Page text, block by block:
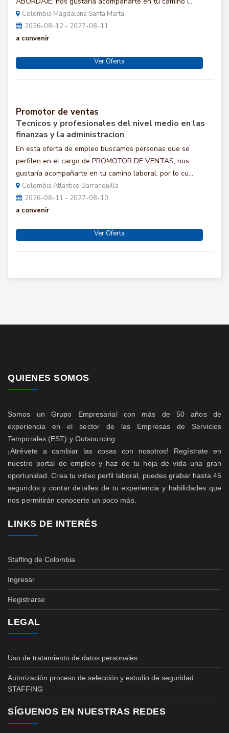
Colombia Magdalena Santa Marta
2026-08-12 - 2027-08-11
a convenir
Ver Oferta
Promotor de ventas
Tecnicos y profesionales del nivel medio en las
finanzas y la administracion
En esta oferta de empleo buscamos personas que se
perfilen en el cargo de PROMOTOR DE VENTAS, nos
gustaría acompañarte en tu camino laboral, por lo cu...
Colombia Atlantico Barranquilla
2026-08-11 - 2027-08-10
a convenir
Ver Oferta
QUIENES SOMOS
Somos un Grupo Empresarial con más de 50 años de
experiencia en el sector de las Empresas de Servicios
Temporales (EST) y Outsourcing.
¡Atrévete a cambiar las cosas con nosotros! Regístrate en
nuestro portal de empleo y haz de tu hoja de vida una gran
oportunidad. Crea tu video perfil laboral, puedes grabar hasta 45
segundos y contar detalles de tu experiencia y habilidades que
nos permitirán conocerte un poco más.
LINKS DE INTERÉS
Staffing de Colombia
Ingresar
Registrarse
LEGAL
Uso de tratamiento de datos personales
Autorización proceso de selección y estudio de seguridad
STAFFING
SÍGUENOS EN NUESTRAS REDES